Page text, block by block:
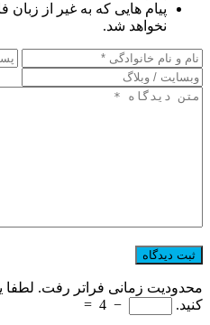
پیام هایی که به غیر از
نخواهد شد.
محدودیت زمانی فراتر رفت. لطفا
کنید.
−
4
=